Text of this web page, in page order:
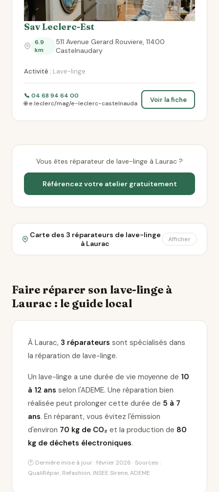
Sav Leclerc-Est
6.9
km
511 Avenue Gerard Rouviere, 11400
Castelnaudary
Activité : Lave-linge
📞 04 68 94 64 00
🌐 e.leclerc/mag/e-leclerc-castelnauda
Voir la fiche
Vous êtes réparateur de lave-linge à Laurac ?
Référencez votre atelier gratuitement
Carte des 3 réparateurs de lave-linge
à Laurac
Afficher
Faire réparer son lave-linge à
Laurac : le guide local
À Laurac, 3 réparateurs sont spécialisés dans
la réparation de lave-linge.
Un lave-linge a une durée de vie moyenne de 10
à 12 ans selon l'ADEME. Une réparation bien
réalisée peut prolonger cette durée de 5 à 7
ans. En réparant, vous évitez l'émission
d'environ 70 kg de CO₂ et la production de 80
kg de déchets électroniques.
🕐 Dernière mise à jour : février 2026 · Sources :
QualiRépar, Refashion, INSEE Sirene, ADEME